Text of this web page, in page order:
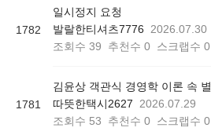
1782
일시정지 요청
발랄한티셔츠7776
2026.07.30
조회수 39 추천수 0 스크랩수 0
1781
따뜻한택시2627
2026.07.29
조회수 53 추천수 0 스크랩수 0